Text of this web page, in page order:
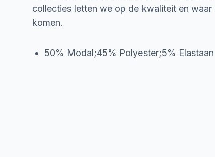
collecties letten we op de kwaliteit en waar
komen.
50% Modal;45% Polyester;5% Elastaan